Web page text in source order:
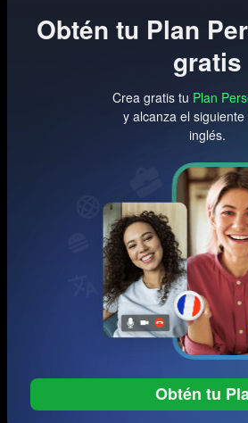
Obtén tu Plan
gratis
Crea gratis tu Plan
y alcanza el siguiente
inglés.
Obtén tu